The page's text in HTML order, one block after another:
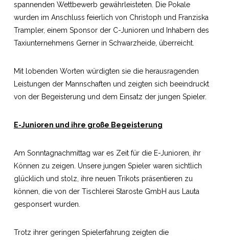
spannenden Wettbewerb gewährleisteten. Die Pokale
wurden im Anschluss feierlich von Christoph und Franziska
Trampler, einem Sponsor der C-Junioren und Inhabern des
Taxiunternehmens Gerner in Schwarzheide, überreicht.
Mit lobenden Worten würdigten sie die herausragenden
Leistungen der Mannschaften und zeigten sich beeindruckt
von der Begeisterung und dem Einsatz der jungen Spieler.
E-Junioren und ihre große Begeisterung
Am Sonntagnachmittag war es Zeit für die E-Junioren, ihr
Können zu zeigen. Unsere jungen Spieler waren sichtlich
glücklich und stolz, ihre neuen Trikots präsentieren zu
können, die von der Tischlerei Staroste GmbH aus Lauta
gesponsert wurden.
Trotz ihrer geringen Spielerfahrung zeigten die